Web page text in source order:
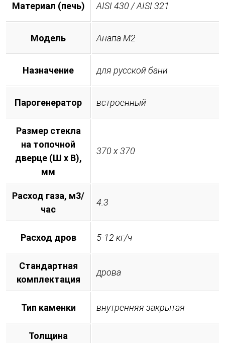
Материал (печь) AISI 430 / AISI 321
Модель Анапа М2
Назначение для русской бани
Парогенератор встроенный
Размер стекла
на топочной
дверце (Ш х В),
мм
370 х 370
Расход газа, м3/
час
4.3
Расход дров 5-12 кг/ч
Стандартная
комплектация
дрова
Тип каменки внутренняя закрытая
Толщина